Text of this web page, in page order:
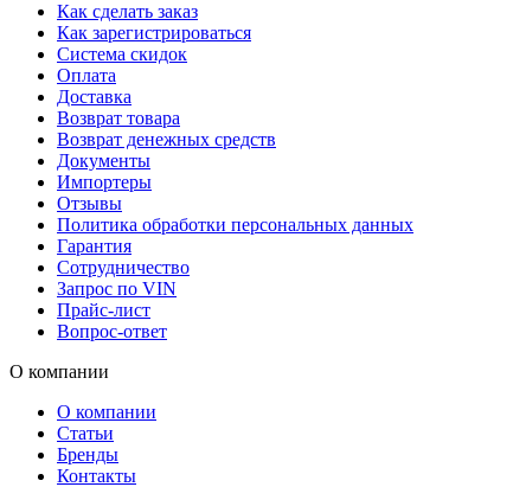
Как сделать заказ
Как зарегистрироваться
Система скидок
Оплата
Доставка
Возврат товара
Возврат денежных средств
Документы
Импортеры
Отзывы
Политика обработки персональных данных
Гарантия
Сотрудничество
Запрос по VIN
Прайс-лист
Вопрос-ответ
О компании
О компании
Статьи
Бренды
Контакты